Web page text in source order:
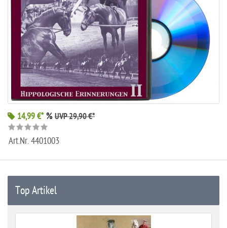
14,99 €*% UVP 29,90 €*
Art.Nr.4401003
Top Artikel